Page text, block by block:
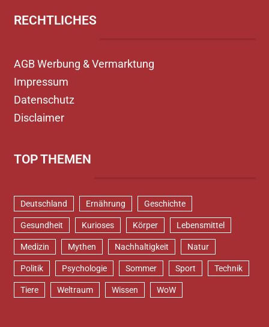
RECHTLICHES
AGB Werbung & Vermarktung
Impressum
Datenschutz
Disclaimer
TOP THEMEN
Deutschland Ernährung Geschichte
Gesundheit Kurioses Körper Lebensmittel
Medizin Mythen Nachhaltigkeit Natur
Politik Psychologie Sommer Sport Technik
Tiere Weltraum Wissen WoW